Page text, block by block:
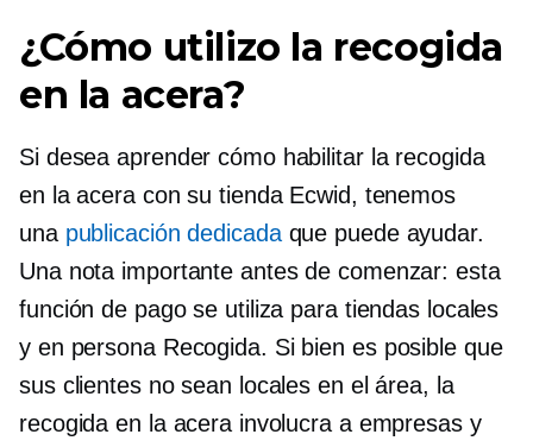
¿Cómo utilizo la recogida
en la acera?
Si desea aprender cómo habilitar la recogida
en la acera con su tienda Ecwid, tenemos
una publicación dedicadaque puede ayudar.
Una nota importante antes de comenzar: esta
función de pago se utiliza para tiendas locales
y en personaRecogida. Si bien es posible que
sus clientes no sean locales en el área, la
recogida en la acera involucra a empresas y